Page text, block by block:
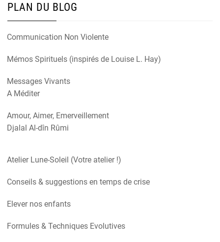
PLAN DU BLOG
Communication Non Violente
Mémos Spirituels (inspirés de Louise L. Hay)
Messages Vivants
A Méditer
Amour, Aimer, Emerveillement
Djalal Al-dîn Rûmi
Atelier Lune-Soleil (Votre atelier !)
Conseils & suggestions en temps de crise
Elever nos enfants
Formules & Techniques Evolutives